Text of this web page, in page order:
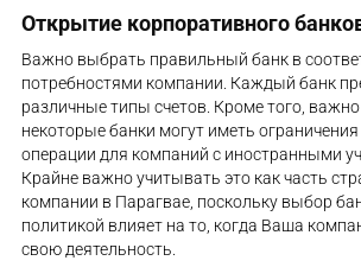
Открытие корпоративного
Важно выбрать правильный банк в
потребностями компании. Каждый банк
различные типы счетов. Кроме того,
некоторые банки могут иметь
операции для компаний с иностранными
Крайне важно учитывать это как часть
компании в Парагвае, поскольку выбор
политикой влияет на то, когда Ваша
свою деятельность.